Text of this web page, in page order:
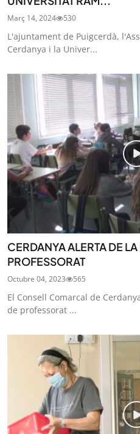
Març 14, 2024 530
L'ajuntament de Puigcerdà,
Cerdanya i la Univer...
CERDANYA ALERTA DE
PROFESSORAT
Octubre 04, 2023 565
El Consell Comarcal de
de professorat ...